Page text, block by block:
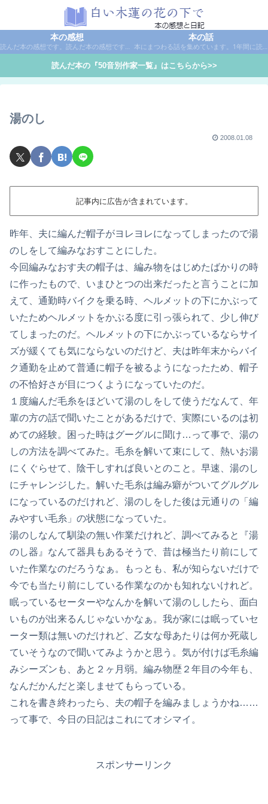
本の感想
読んだ本の感想です。読んだ本の感想です。本は作家名で50音別に分類しています。
本の話
本にまつわる話を集めています。1年間に読んだ本の総括や、本に関する話題など。
読んだ本の『50音別作家一覧』はこちらから>>
湯のし
2008.01.08
記事内に広告が含まれています。
昨年、夫に編んだ帽子がヨレヨレになってしまったので湯
のしをして編みなおすことにした。
今回編みなおす夫の帽子は、編み物をはじめたばかりの時
に作ったもので、いまひとつの出来だったと言うことに加
えて、通勤時バイクを乗る時、ヘルメットの下にかぶって
いたためヘルメットをかぶる度に引っ張られて、少し伸び
てしまったのだ。ヘルメットの下にかぶっているならサイ
ズが緩くても気にならないのだけど、夫は昨年末からバイ
ク通勤を止めて普通に帽子を被るようになったため、帽子
の不恰好さが目につくようになっていたのだ。
１度編んだ毛糸をほどいて湯のしをして使うだなんて、年
輩の方の話で聞いたことがあるだけで、実際にいるのは初
めての経験。困った時はグーグルに聞け…って事で、湯の
しの方法を調べてみた。毛糸を解いて束にして、熱いお湯
にくぐらせて、陰干しすれば良いとのこと。早速、湯のし
にチャレンジした。解いた毛糸は編み癖がついてグルグル
になっているのだけれど、湯のしをした後は元通りの「編
みやすい毛糸」の状態になっていた。
湯のしなんて馴染の無い作業だけれど、調べてみると『湯
のし器』なんて器具もあるそうで、昔は極当たり前にして
いた作業なのだろうなぁ。もっとも、私が知らないだけで
今でも当たり前にしている作業なのかも知れないけれど。
眠っているセーターやなんかを解いて湯のししたら、面白
いものが出来るんじゃないかなぁ。我が家には眠っていセ
ーター類は無いのだけれど、乙女な母あたりは何か死蔵し
ていそうなので聞いてみようかと思う。気が付けば毛糸編
みシーズンも、あと２ヶ月弱。編み物歴２年目の今年も、
なんだかんだと楽しませてもらっている。
これを書き終わったら、夫の帽子を編みましょうかね……
って事で、今日の日記はこれにてオシマイ。
スポンサーリンク